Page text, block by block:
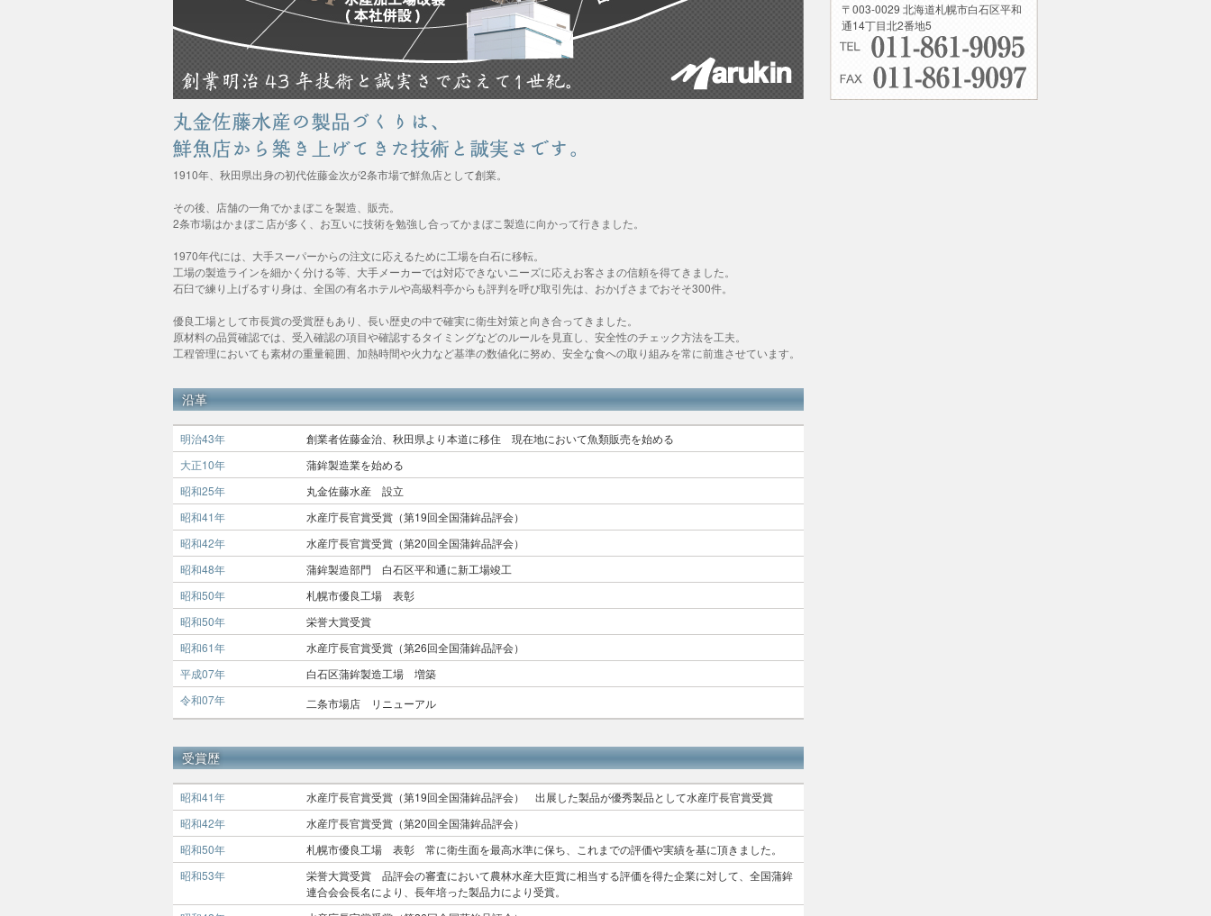
1910年、秋田県出身の初代佐藤金次が2条市場で鮮魚店として創業。
その後、店舗の一角でかまぼこを製造、販売。
2条市場はかまぼこ店が多く、お互いに技術を勉強し合ってかまぼこ製造に向かって行きました。
1970年代には、大手スーパーからの注文に応えるために工場を白石に移転。
工場の製造ラインを細かく分ける等、大手メーカーでは対応できないニーズに応えお客さまの信頼を得てきました。
石臼で練り上げるすり身は、全国の有名ホテルや高級料亭からも評判を呼び取引先は、おかげさまでおそそ300件。
優良工場として市長賞の受賞歴もあり、長い歴史の中で確実に衛生対策と向き合ってきました。
原材料の品質確認では、受入確認の項目や確認するタイミングなどのルールを見直し、安全性のチェック方法を工夫。
工程管理においても素材の重量範囲、加熱時間や火力など基準の数値化に努め、安全な食への取り組みを常に前進させています。
沿革
明治43年
創業者佐藤金治、秋田県より本道に移住 現在地において魚類販売を始める
大正10年
蒲鉾製造業を始める
昭和25年
丸金佐藤水産 設立
昭和41年
水産庁長官賞受賞（第19回全国蒲鉾品評会）
昭和42年
水産庁長官賞受賞（第20回全国蒲鉾品評会）
昭和48年
蒲鉾製造部門 白石区平和通に新工場竣工
昭和50年
札幌市優良工場 表彰
昭和50年
栄誉大賞受賞
昭和61年
水産庁長官賞受賞（第26回全国蒲鉾品評会）
平成07年
白石区蒲鉾製造工場 増築
令和07年
二条市場店 リニューアル
受賞歴
昭和41年
水産庁長官賞受賞（第19回全国蒲鉾品評会） 出展した製品が優秀製品として水産庁長官賞受賞
昭和42年
水産庁長官賞受賞（第20回全国蒲鉾品評会）
昭和50年
札幌市優良工場 表彰 常に衛生面を最高水準に保ち、これまでの評価や実績を基に頂きました。
昭和53年
栄誉大賞受賞 品評会の審査において農林水産大臣賞に相当する評価を得た企業に対して、全国蒲鉾
連合会会長名により、長年培った製品力により受賞。
〒003-0029 北海道札幌市白石区平和
通14丁目北2番地5